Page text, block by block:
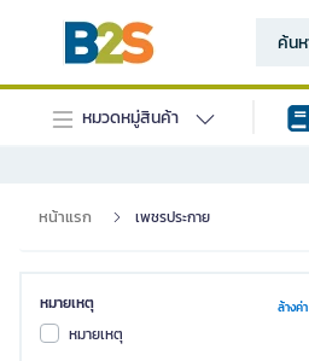
หมวดหมู่สินค้า
หน้าแรก เพชรประกาย
หมายเหตุ ล้างค่า
หมายเหตุ